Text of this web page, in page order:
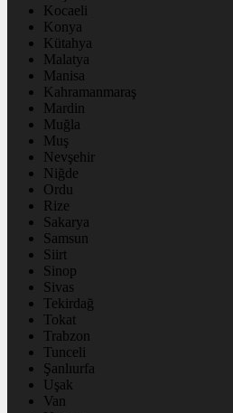
Kocaeli
Konya
Kütahya
Malatya
Manisa
Kahramanmaraş
Mardin
Muğla
Muş
Nevşehir
Niğde
Ordu
Rize
Sakarya
Samsun
Siirt
Sinop
Sivas
Tekirdağ
Tokat
Trabzon
Tunceli
Şanlıurfa
Uşak
Van